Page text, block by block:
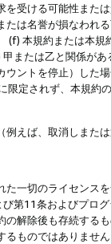
受ける可能性また
たは名誉が損なわれ
(f) 本規約または本
または乙と関係が
ントを停止）した
限定されず、本規
えば、取消しまた
一切のライセンス
第11条およびプロ
解除後も存続する
るものではありませ